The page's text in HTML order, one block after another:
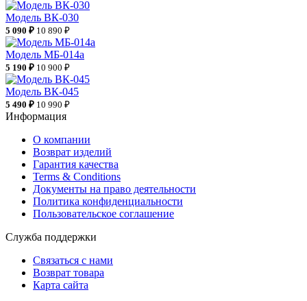
Модель ВК-030
5 090 ₽ 10 890 ₽
Модель МБ-014а
5 190 ₽ 10 900 ₽
Модель ВК-045
5 490 ₽ 10 990 ₽
Информация
О компании
Возврат изделий
Гарантия качества
Terms & Conditions
Документы на право деятельности
Политика конфиденциальности
Пользовательское соглашение
Служба поддержки
Связаться с нами
Возврат товара
Карта сайта